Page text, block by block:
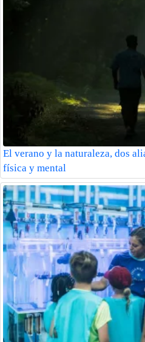
El verano y la naturaleza, dos
física y mental